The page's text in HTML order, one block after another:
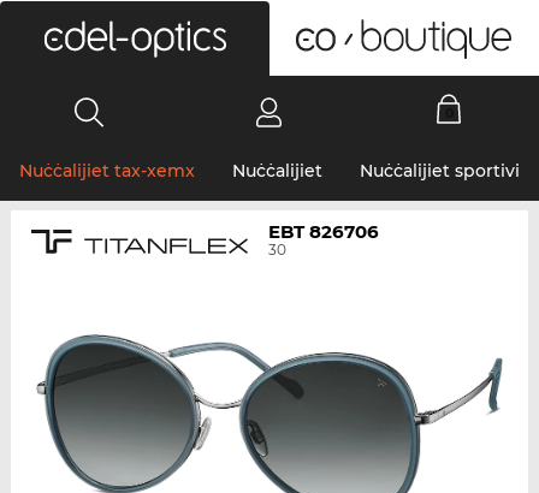
Nuċċalijiet tax-xemx Nuċċalijiet Nuċċalijiet sportivi
EBT 826706
30